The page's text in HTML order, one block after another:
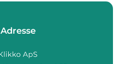
Adresse